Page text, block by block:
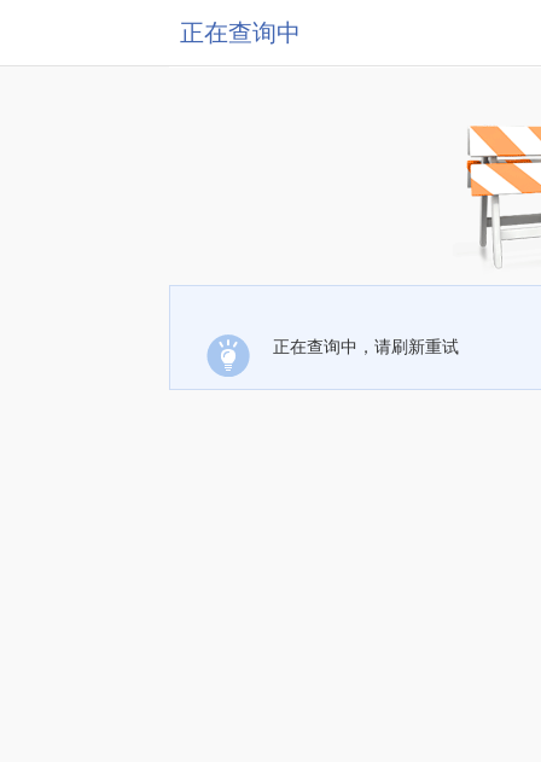
正在查询中
正在查询中，请刷新重试